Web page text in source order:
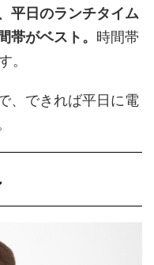
平日のランチタイム
帯がベスト。 時間帯
。
、できれば平日に電